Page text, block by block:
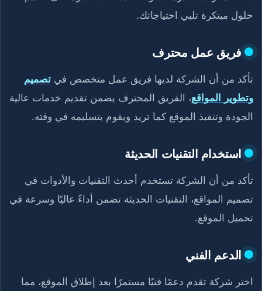
حلول مبتكرة تلبي احتياجاتك.
فريق عمل محترف
تأكد من أن الشركة لديها فريق عمل متخصص في تصميم
وتطوير المواقع، الفريق المحترف يضمن تقديم خدمات عالية
الجودة وتنفيذ الموقع كما تريد ويقوم بتسليمه في وقته.
استخدام التقنيات الحديثة
تأكد من أن الشركة تستخدم أحدث التقنيات والأدوات في
تصميم المواقع، التقنيات الحديثة تضمن أداءً عاليًا وسرعة في
تحميل الموقع.
الدعم الفني
اختر شركة تقدم دعمًا فنيًا مستمرًا بعد إطلاق الموقع، مما